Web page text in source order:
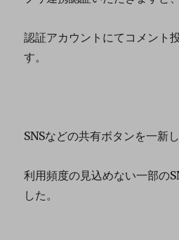
認証アカウントにてコメント
す。
SNSなどの共有ボタンを一新し
利用頻度の見込めない一部の
した。